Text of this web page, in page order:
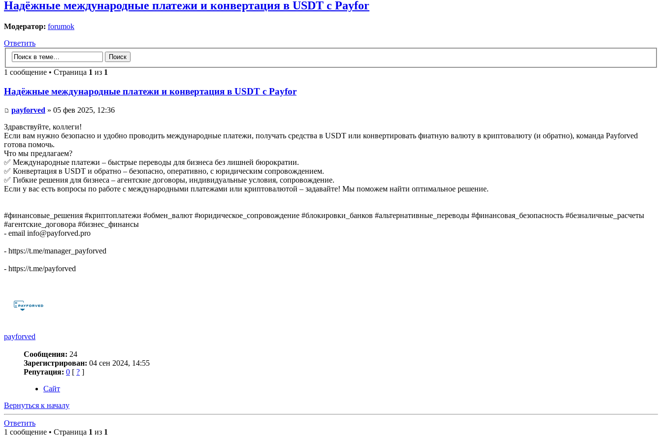
Надёжные международные платежи и конвертация в USDT с Payfor
Модератор: forumok
Ответить
1 сообщение • Страница 1 из 1
Надёжные международные платежи и конвертация в USDT с Payfor
payforved » 05 фев 2025, 12:36
Здравствуйте, коллеги!
Если вам нужно безопасно и удобно проводить международные платежи, получать средства в USDT или конвертировать фиатную валюту в криптовалюту (и обратно), команда Payforved
готова помочь.
Что мы предлагаем?
✅ Международные платежи – быстрые переводы для бизнеса без лишней бюрократии.
✅ Конвертация в USDT и обратно – безопасно, оперативно, с юридическим сопровождением.
✅ Гибкие решения для бизнеса – агентские договоры, индивидуальные условия, сопровождение.
Если у вас есть вопросы по работе с международными платежами или криптовалютой – задавайте! Мы поможем найти оптимальное решение.
#финансовые_решения #криптоплатежи #обмен_валют #юридическое_сопровождение #блокировки_банков #альтернативные_переводы #финансовая_безопасность #безналичные_расчеты
#агентские_договора #бизнес_финансы
- email info@payforved.pro
- https://t.me/manager_payforved
- https://t.me/payforved
payforved
Сообщения: 24
Зарегистрирован: 04 сен 2024, 14:55
Репутация: 0 [ ? ]
Сайт
Вернуться к началу
Ответить
1 сообщение • Страница 1 из 1